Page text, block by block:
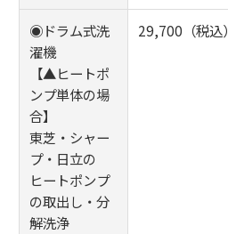
◉ドラム式洗
濯機
【▲ヒートポ
ンプ単体の場
合】
東芝・シャー
プ・日立の
ヒートポンプ
の取出し・分
解洗浄
29,700（税込）